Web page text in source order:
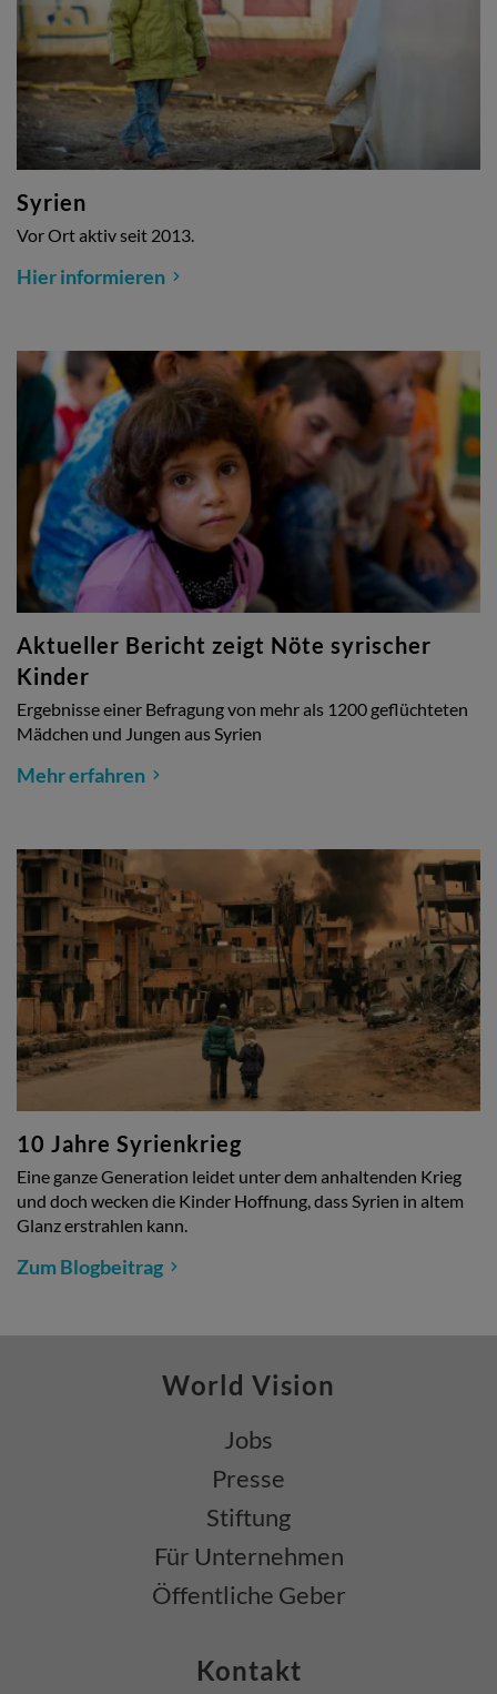
Syrien
Vor Ort aktiv seit 2013.
Hier informieren
Aktueller Bericht zeigt Nöte syrischer
Kinder
Ergebnisse einer Befragung von mehr als 1200 geflüchteten
Mädchen und Jungen aus Syrien
Mehr erfahren
10 Jahre Syrienkrieg
Eine ganze Generation leidet unter dem anhaltenden Krieg
und doch wecken die Kinder Hoffnung, dass Syrien in altem
Glanz erstrahlen kann.
Zum Blogbeitrag
World Vision
Jobs
Presse
Stiftung
Für Unternehmen
Öffentliche Geber
Kontakt